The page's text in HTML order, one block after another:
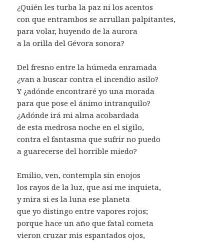
¿Quién les turba la paz ni los acentos
con que entrambos se arrullan palpitantes,
para volar, huyendo de la aurora
a la orilla del Gévora sonora?
Del fresno entre la húmeda enramada
¿van a buscar contra el incendio asilo?
Y ¿adónde encontraré yo una morada
para que pose el ánimo intranquilo?
¿Adónde irá mi alma acobardada
de esta medrosa noche en el sigilo,
contra el fantasma que sufrir no puedo
a guarecerse del horrible miedo?
Emilio, ven, contempla sin enojos
los rayos de la luz, que así me inquieta,
y mira si es la luna ese planeta
que yo distingo entre vapores rojos;
porque hace un año que fatal cometa
vieron cruzar mis espantados ojos,